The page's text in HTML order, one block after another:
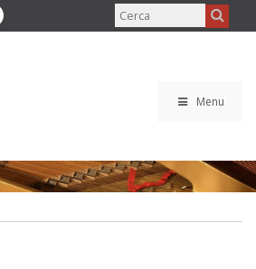
Menu